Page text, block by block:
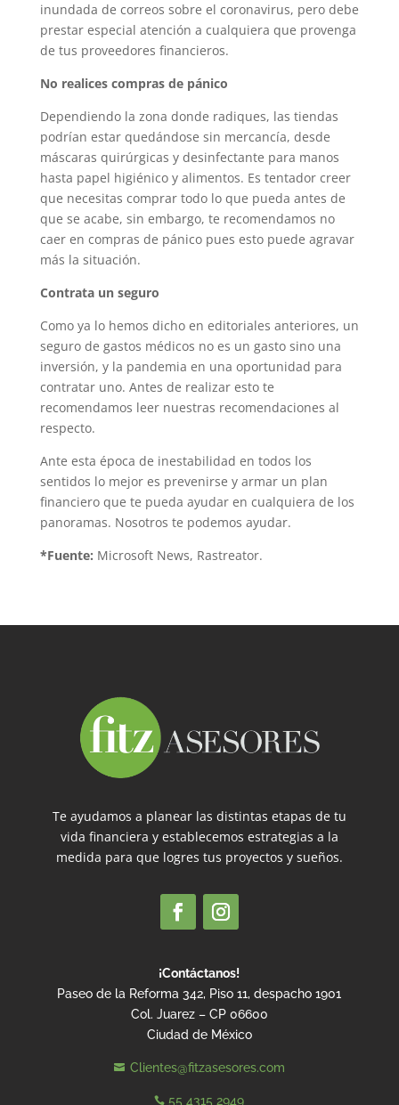
inundada de correos sobre el coronavirus, pero debe
prestar especial atención a cualquiera que provenga
de tus proveedores financieros.
No realices compras de pánico
Dependiendo la zona donde radiques, las tiendas
podrían estar quedándose sin mercancía, desde
máscaras quirúrgicas y desinfectante para manos
hasta papel higiénico y alimentos. Es tentador creer
que necesitas comprar todo lo que pueda antes de
que se acabe, sin embargo, te recomendamos no
caer en compras de pánico pues esto puede agravar
más la situación.
Contrata un seguro
Como ya lo hemos dicho en editoriales anteriores, un
seguro de gastos médicos no es un gasto sino una
inversión, y la pandemia en una oportunidad para
contratar uno. Antes de realizar esto te
recomendamos leer nuestras recomendaciones al
respecto.
Ante esta época de inestabilidad en todos los
sentidos lo mejor es prevenirse y armar un plan
financiero que te pueda ayudar en cualquiera de los
panoramas. Nosotros te podemos ayudar.
*Fuente: Microsoft News, Rastreator.
Te ayudamos a planear las distintas etapas de tu
vida financiera y establecemos estrategias a la
medida para que logres tus proyectos y sueños.
¡Contáctanos!
Paseo de la Reforma 342, Piso 11, despacho 1901
Col. Juarez – CP 06600
Ciudad de México
 Clientes@fitzasesores.com
 55 4315 2949